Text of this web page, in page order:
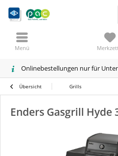
Onlinebestellungen nur für
Menü
Übersicht Grills
Enders Gasgrill Hyde